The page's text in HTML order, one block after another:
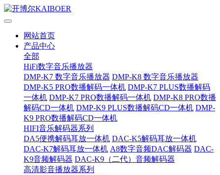
网站首页
产品中心
全部
HiFi数字音乐播放器
DMP-K7 数字音乐播放器 DMP-K8 数字音乐播放器
DMP-K5 PRO数播解码一体机 DMP-K7 PLUS数播解码
一体机 DMP-K7 PRO数播解码一体机 DMP-K8 PRO数播
解码CD一体机 DMP-K9 PLUS数播解码CD一体机 DMP-
K9 PRO数播解码CD一体机
HIFI音乐解码器系列
DA5便携解码耳放一体机 DAC-K5解码耳放一体机
DAC-K7解码耳放一体机 A8数字音频DAC解码器 DAC-
K9音频解码器 DAC-K9（二代）音频解码器
高清影音播放器系列